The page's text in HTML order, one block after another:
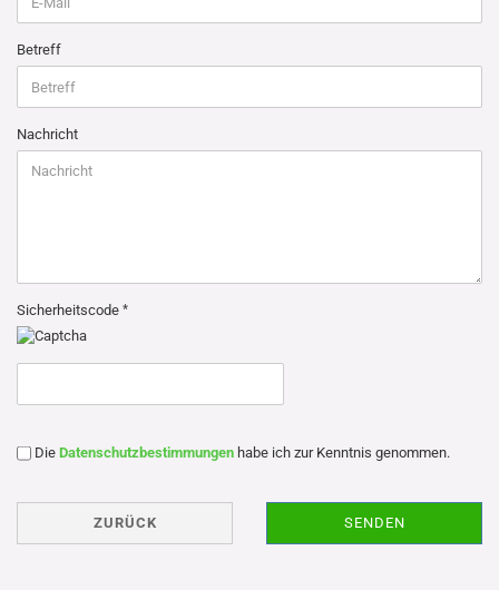
Betreff
Nachricht
Sicherheitscode
DATENSCHUTZBESTIMMUNGEN
Die Datenschutzbestimmungen habe ich zur Kenntnis genommen.
ZURÜCK SENDEN